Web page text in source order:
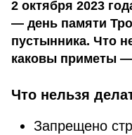
2 октября 2023
— день памяти
пустынника. Что
каковы приметы
Что нельзя
Запрещено